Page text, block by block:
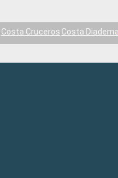
Costa Cruceros Costa Diadema